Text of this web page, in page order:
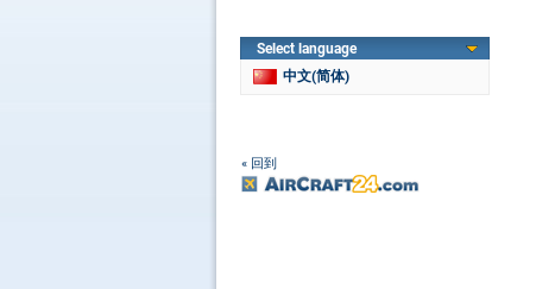
Select language
中文(简体)
« 回到